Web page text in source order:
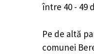
între 40 - 49
Pe de altă
comunei